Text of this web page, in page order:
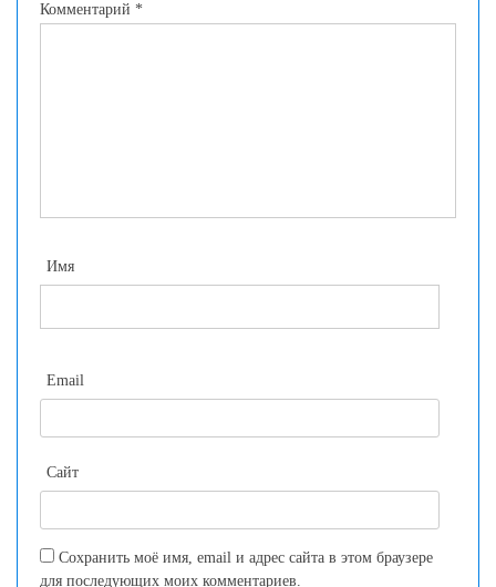
Комментарий *
Имя
Email
Сайт
Сохранить моё имя, email и адрес сайта в этом браузере
для последующих моих комментариев.